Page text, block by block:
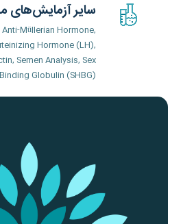
سایر آزمایش‌های
Müllerian Hormone,
Hormone (LH),
Semen Analysis, Sex
Globulin (SHBG)